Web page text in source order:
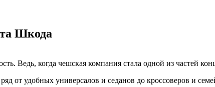
Шкода
Ведь, когда чешская компания стала одной из частей
от удобных универсалов и седанов до кроссоверов и